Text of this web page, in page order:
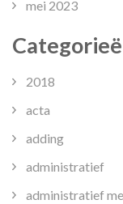
mei 2023
2018
acta
adding
administratief
administratief